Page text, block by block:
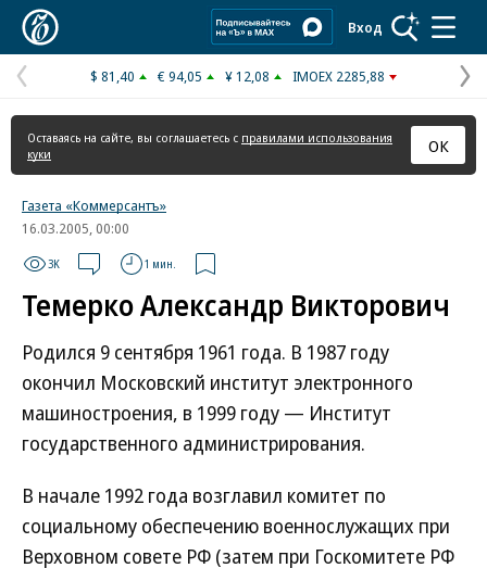
Вход
Предыдущая
страница
$ 81,40 € 94,05 ¥ 12,08 IMOEX 2285,88
Оставаясь на сайте, вы соглашаетесь с правилами использования
куки
ОК
Газета «Коммерсантъ»
16.03.2005, 00:00
3K 1 мин.
Темерко Александр Викторович
Родился 9 сентября 1961 года. В 1987 году
окончил Московский институт электронного
машиностроения, в 1999 году — Институт
государственного администрирования.
В начале 1992 года возглавил комитет по
социальному обеспечению военнослужащих при
Верховном совете РФ (затем при Госкомитете РФ